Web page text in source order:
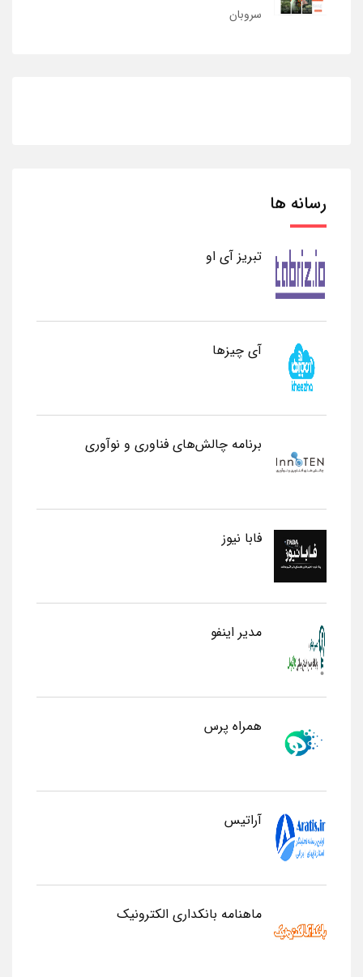
سروبان
رسانه ها
تبریز آی او
آی چیزها
برنامه چالش‌های فناوری و نوآوری
فابا نیوز
مدیر اینفو
همراه پرس
آراتیس
ماهنامه بانکداری الکترونیک